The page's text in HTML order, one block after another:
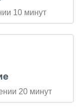
10 минут
20 минут